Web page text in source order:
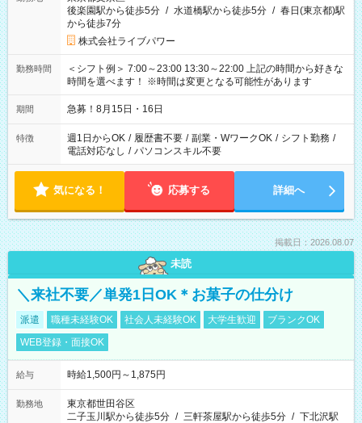
後楽園駅から徒歩5分 / 水道橋駅から徒歩5分 / 春日(東京都)駅
から徒歩7分
株式会社ライブパワー
勤務時間
＜シフト例＞ 7:00～23:00 13:30～22:00 上記の時間から好きな
時間を選べます！ ※時間は変更となる可能性があります
期間 急募！8月15日・16日
特徴 週1日からOK / 履歴書不要 / 副業・WワークOK / シフト勤務 /
電話対応なし / パソコンスキル不要
気になる！ 応募する 詳細へ
掲載日：2026.08.07
未読
＼来社不要／単発1日OK＊お菓子の仕分け
派遣 職種未経験OK 社会人未経験OK 大学生歓迎
ブランクOK
WEB登録・面接OK
給与 時給1,500円～1,875円
勤務地
東京都世田谷区
二子玉川駅から徒歩5分 / 三軒茶屋駅から徒歩5分 / 下北沢駅